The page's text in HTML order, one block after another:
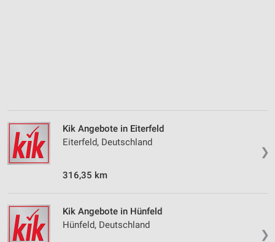
❯
Kik Angebote in Eiterfeld
Eiterfeld, Deutschland
316,35 km
❯
Kik Angebote in Hünfeld
Hünfeld, Deutschland
Messung der Performance von Inhalten
Analyse von Zielgruppen durch Statistiken oder
Kombinationen von Daten aus verschiedenen
Verwendung reduzierter Daten zur Auswahl von
Inhalten